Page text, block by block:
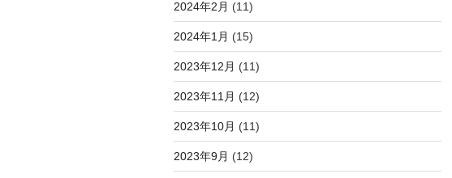
2024年2月 (11)
2024年1月 (15)
2023年12月 (11)
2023年11月 (12)
2023年10月 (11)
2023年9月 (12)